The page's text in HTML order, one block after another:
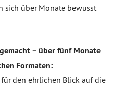
sich über Monate bewusst
– über fünf Monate
Formaten:
den ehrlichen Blick auf die